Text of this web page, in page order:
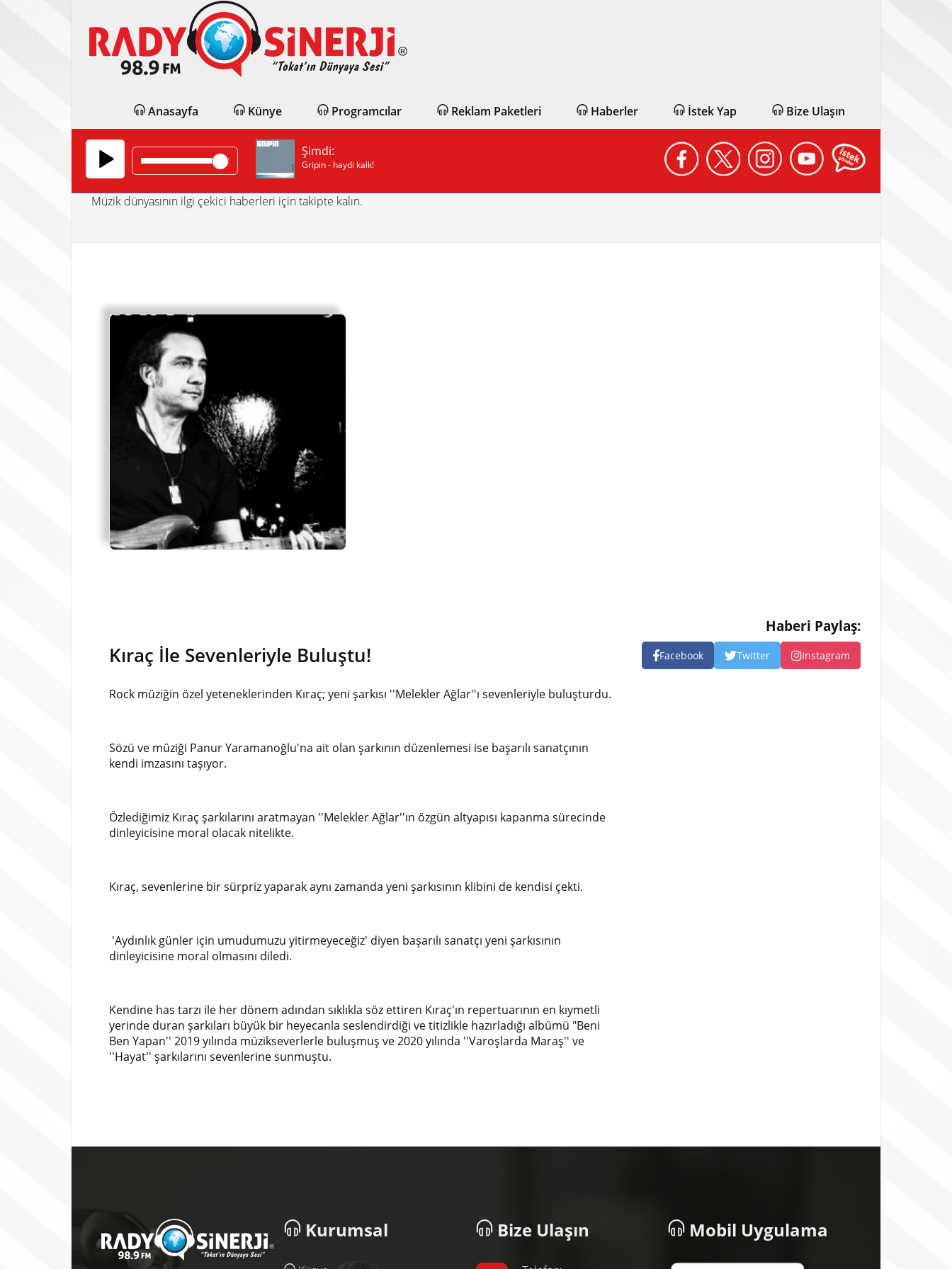
Anasayfa Künye Programcılar Reklam Paketleri Haberler İstek Yap Bize Ulaşın
Şimdi:
Gripin - haydi kalk!
Müzik Haberleri
Müzik dünyasının ilgi çekici haberleri için takipte kalın.
Kıraç İle Sevenleriyle Buluştu!
Rock müziğin özel yeteneklerinden Kıraç; yeni şarkısı ''Melekler Ağlar''ı sevenleriyle buluşturdu.
Sözü ve müziği Panur Yaramanoğlu'na ait olan şarkının düzenlemesi ise başarılı sanatçının
kendi imzasını taşıyor.
Özlediğimiz Kıraç şarkılarını aratmayan ''Melekler Ağlar''ın özgün altyapısı kapanma sürecinde
dinleyicisine moral olacak nitelikte.
Kıraç, sevenlerine bir sürpriz yaparak aynı zamanda yeni şarkısının klibini de kendisi çekti.
'Aydınlık günler için umudumuzu yitirmeyeceğiz' diyen başarılı sanatçı yeni şarkısının
dinleyicisine moral olmasını diledi.
Kendine has tarzı ile her dönem adından sıklıkla söz ettiren Kıraç'ın repertuarının en kıymetli
yerinde duran şarkıları büyük bir heyecanla seslendirdiği ve titizlikle hazırladığı albümü "Beni
Ben Yapan'' 2019 yılında müzikseverlerle buluşmuş ve 2020 yılında ''Varoşlarda Maraş'' ve
''Hayat'' şarkılarını sevenlerine sunmuştu.
Haberi Paylaş:
Facebook Twitter Instagram
Kurumsal Bize Ulaşın Mobil Uygulama